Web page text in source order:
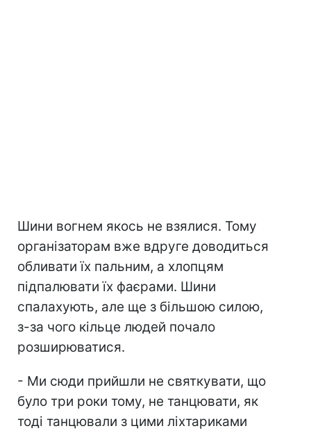
Шини вогнем якось не взялися. Тому
організаторам вже вдруге доводиться
обливати їх пальним, а хлопцям
підпалювати їх фаєрами. Шини
спалахують, але ще з більшою силою,
з-за чого кільце людей почало
розширюватися.
- Ми сюди прийшли не святкувати, що
було три роки тому, не танцювати, як
тоді танцювали з цими ліхтариками